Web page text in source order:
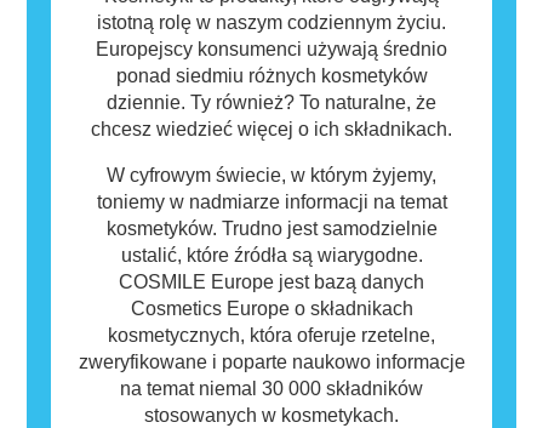
bezpieczny dla innych.
istotną rolę w naszym codziennym życiu.
Europejscy konsumenci używają średnio
ponad siedmiu różnych kosmetyków
dziennie. Ty również? To naturalne, że
chcesz wiedzieć więcej o ich składnikach.
W cyfrowym świecie, w którym żyjemy,
toniemy w nadmiarze informacji na temat
kosmetyków. Trudno jest samodzielnie
ustalić, które źródła są wiarygodne.
COSMILE Europe jest bazą danych
Cosmetics Europe o składnikach
kosmetycznych, która oferuje rzetelne,
zweryfikowane i poparte naukowo informacje
na temat niemal 30 000 składników
stosowanych w kosmetykach.